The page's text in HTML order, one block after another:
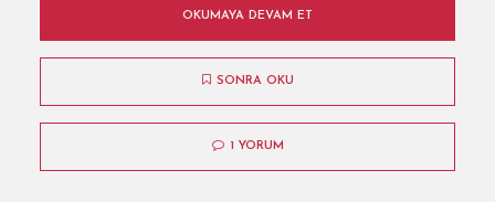
OKUMAYA DEVAM ET
SONRA OKU
1 YORUM